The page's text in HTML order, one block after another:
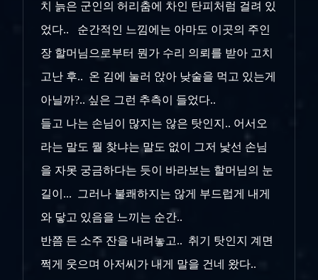
치 늙은 군인의 허리춤에 차인 탄피처럼 걸려 있
었다.. 순간적인 느낌에는 아마도 이곳의 주인
장 할머님으로부터 뭔가 수리 의뢰를 받아 고치
고난 후.. 온 김에 눌러 앉아 낮술을 먹고 있는게
아닐까?.. 싶은 그런 추측이 들었다..
들고 나는 손님이 많지는 않은 탓인지.. 어서오
라는 말도 뭘 찾냐는 말도 없이 그저 낯선 손님
을 자못 궁금하다는 듯이 바라보는 할머님의 눈
길이... 그러나 불쾌하지는 않게 부드럽게 내게
와 닿고 있음을 느끼는 순간..
반쯤 든 소주 잔을 내려놓고.. 취기 탓인지 계면
쩍게 웃으며 아저씨가 내게 말을 건네 왔다..